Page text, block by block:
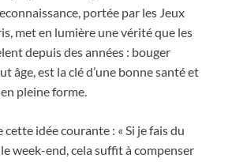
portée par les Jeux
met en lumière une vérité que les
depuis des années : bouger
âge, est la clé d’une bonne santé et
pleine forme.
idée courante : « Si je fais du
week-end, cela suffit à compenser